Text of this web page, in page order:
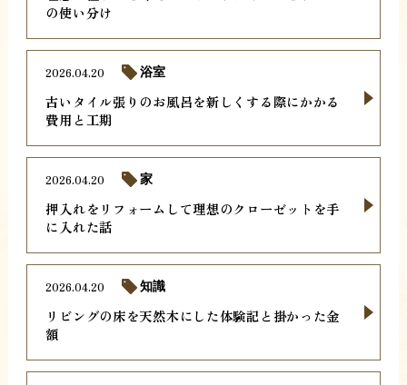
の使い分け
古いタイル張りのお風呂を新しくする際にかかる
費用と工期
2026.04.20 浴室
押入れをリフォームして理想のクローゼットを手
に入れた話
2026.04.20 家
リビングの床を天然木にした体験記と掛かった金
額
2026.04.20 知識